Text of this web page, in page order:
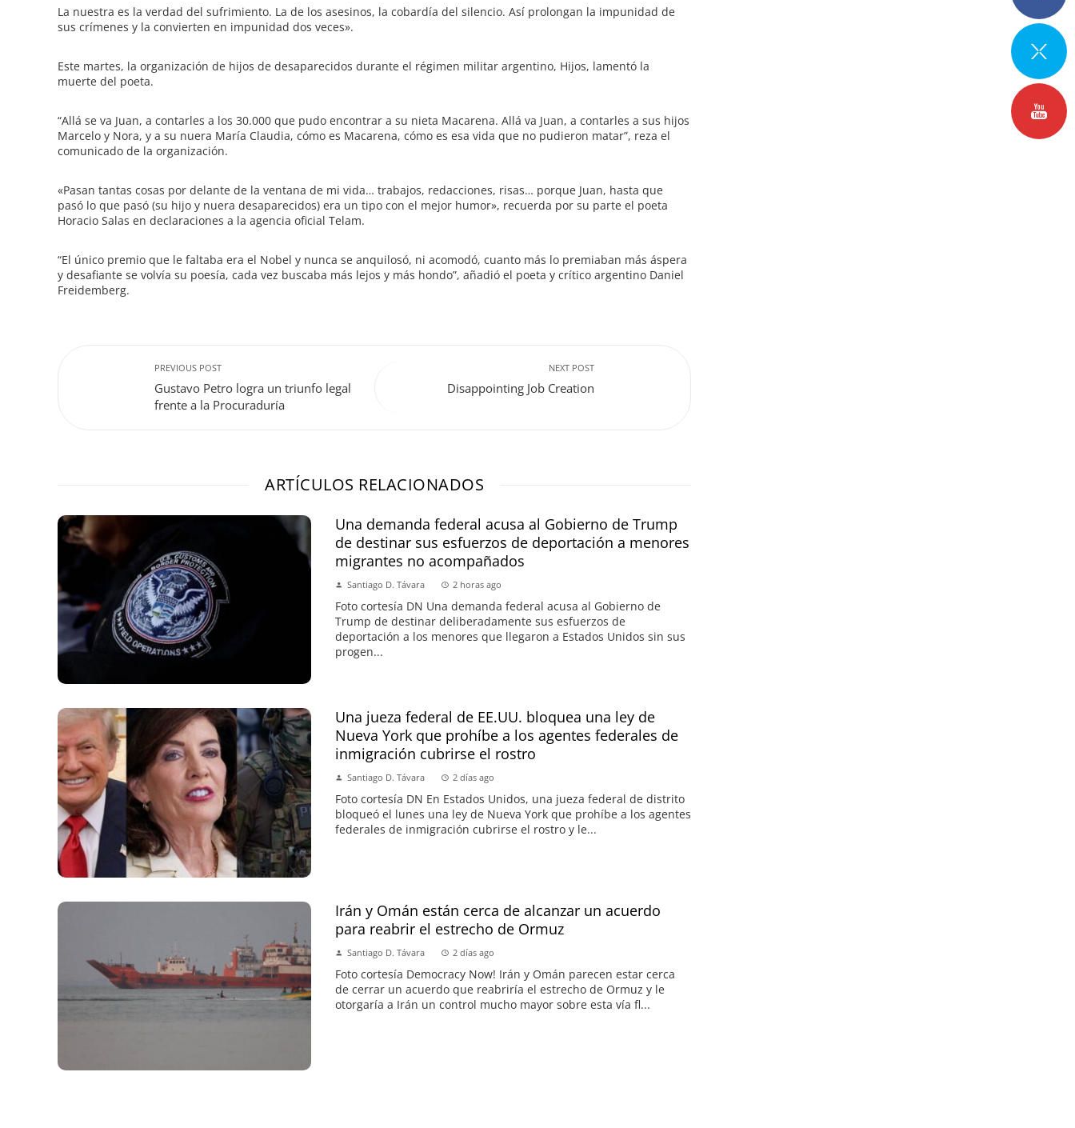
La nuestra es la verdad del sufrimiento. La de los asesinos, la cobardía del silencio. Así prolongan la impunidad de
sus crímenes y la convierten en impunidad dos veces».
Este martes, la organización de hijos de desaparecidos durante el régimen militar argentino, Hijos, lamentó la
muerte del poeta.
“Allá se va Juan, a contarles a los 30.000 que pudo encontrar a su nieta Macarena. Allá va Juan, a contarles a sus hijos
Marcelo y Nora, y a su nuera María Claudia, cómo es Macarena, cómo es esa vida que no pudieron matar”, reza el
comunicado de la organización.
«Pasan tantas cosas por delante de la ventana de mi vida… trabajos, redacciones, risas… porque Juan, hasta que
pasó lo que pasó (su hijo y nuera desaparecidos) era un tipo con el mejor humor», recuerda por su parte el poeta
Horacio Salas en declaraciones a la agencia oficial Telam.
“El único premio que le faltaba era el Nobel y nunca se anquilosó, ni acomodó, cuanto más lo premiaban más áspera
y desafiante se volvía su poesía, cada vez buscaba más lejos y más hondo”, añadió el poeta y crítico argentino Daniel
Freidemberg.
PREVIOUS POST
Gustavo Petro logra un triunfo legal
frente a la Procuraduría
NEXT POST
Disappointing Job Creation
ARTÍCULOS RELACIONADOS
Una demanda federal acusa al Gobierno de Trump
de destinar sus esfuerzos de deportación a menores
migrantes no acompañados
Santiago D. Távara 2 horas ago
Foto cortesía DN Una demanda federal acusa al Gobierno de
Trump de destinar deliberadamente sus esfuerzos de
deportación a los menores que llegaron a Estados Unidos sin sus
progen...
Una jueza federal de EE.UU. bloquea una ley de
Nueva York que prohíbe a los agentes federales de
inmigración cubrirse el rostro
Santiago D. Távara 2 días ago
Foto cortesía DN En Estados Unidos, una jueza federal de distrito
bloqueó el lunes una ley de Nueva York que prohíbe a los agentes
federales de inmigración cubrirse el rostro y le...
Irán y Omán están cerca de alcanzar un acuerdo
para reabrir el estrecho de Ormuz
Santiago D. Távara 2 días ago
Foto cortesía Democracy Now! Irán y Omán parecen estar cerca
de cerrar un acuerdo que reabriría el estrecho de Ormuz y le
otorgaría a Irán un control mucho mayor sobre esta vía fl...